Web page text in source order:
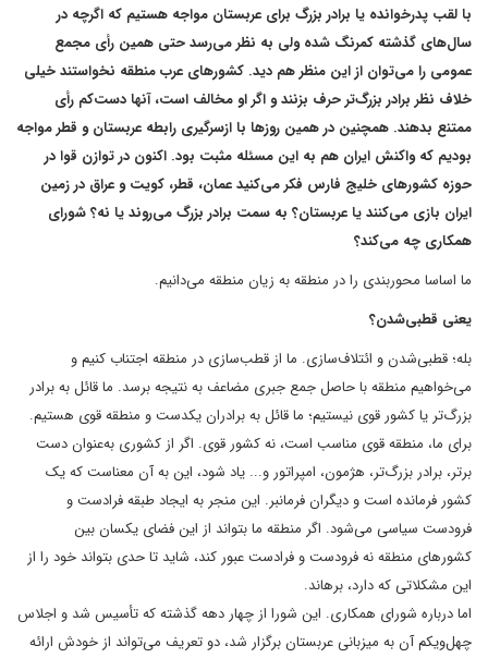
با لقب پدرخوانده یا برادر بزرگ برای عربستان مواجه هستیم که اگرچه در
سال‌های گذشته کمرنگ شده ولی به نظر می‌رسد حتی همین رأی مجمع
عمومی را می‌توان از این منظر هم دید. کشورهای عرب منطقه نخواستند خیلی
خلاف نظر برادر بزرگ‌تر حرف بزنند و اگر او مخالف است، آنها دست‌کم رأی
ممتنع بدهند. همچنین در همین روزها با ازسرگیری رابطه عربستان و قطر مواجه
بودیم که واکنش ایران هم به این مسئله مثبت بود. اکنون در توازن قوا در
حوزه کشورهای خلیج فارس فکر می‌کنید عمان، قطر، کویت و عراق در زمین
ایران بازی می‌کنند یا عربستان؟ به سمت برادر بزرگ می‌روند یا نه؟ شورای
همکاری چه می‌کند؟
ما اساسا محوربندی را در منطقه به زیان منطقه می‌دانیم.
یعنی قطبی‌شدن؟
بله؛ قطبی‌شدن و ائتلاف‌سازی. ما از قطب‌سازی در منطقه اجتناب کنیم و
می‌خواهیم منطقه با حاصل جمع جبری مضاعف به نتیجه برسد. ما قائل به برادر
بزرگ‌تر یا کشور قوی نیستیم؛ ما قائل به برادران یکدست و منطقه قوی هستیم.
برای ما، منطقه قوی مناسب است، نه کشور قوی. اگر از کشوری به‌عنوان دست
برتر، برادر بزرگ‌تر، هژمون، امپراتور و... یاد شود، این به آن معناست که یک
کشور فرمانده است و دیگران فرمانبر. این منجر به ایجاد طبقه فرادست و
فرودست سیاسی می‌شود. اگر منطقه ما بتواند از این فضای یکسان بین
کشورهای منطقه نه فرودست و فرادست عبور کند، شاید تا حدی بتواند خود را از
این مشکلاتی که دارد، برهاند.
اما در‌باره شورای همکاری. این شورا از چهار دهه گذشته که تأسیس شد و اجلاس
چهل‌و‌یکم آن به میزبانی عربستان برگزار شد، دو تعریف می‌تواند از خودش ارائه